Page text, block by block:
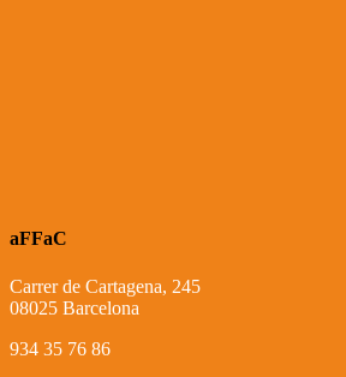
aFFaC
Carrer de Cartagena, 245
08025 Barcelona
934 35 76 86